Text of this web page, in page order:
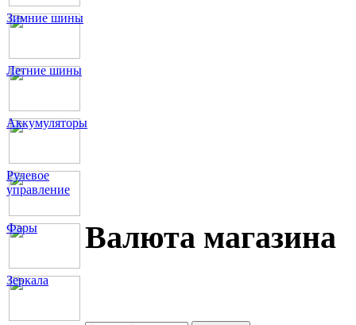
Зимние шины
Летние шины
Аккумуляторы
Рулевое
управление
Фары
Зеркала
Валюта магазина